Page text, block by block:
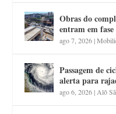
Obras do
entram em
ago 7, 2026|
Passagem de
alerta para
ago 6, 2026| Alô